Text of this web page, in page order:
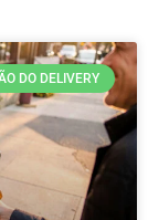
DO DELIVERY